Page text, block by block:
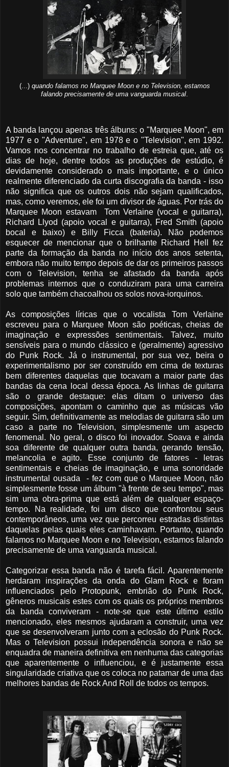
(...) quando falamos no Marquee Moon e no Television, estamos
falando precisamente de uma vanguarda musical.
A banda lançou apenas três álbuns: o "Marquee Moon", em
1977 e o "Adventure", em 1978 e o "Television", em 1992.
Vamos nos concentrar no trabalho de estreia que, até os
dias de hoje, dentre todos as produções de estúdio, é
devidamente considerado o mais importante, e o único
realmente diferenciado da curta discografia da banda - isso
não significa que os outros dois não sejam qualificados,
mas, como veremos, ele foi um divisor de águas. Por trás do
Marquee Moon estavam Tom Verlaine (vocal e guitarra),
Richard Llyod (apoio vocal e guitarra), Fred Smith (apoio
bocal e baixo) e Billy Ficca (bateria). Não podemos
esquecer de mencionar que o brilhante Richard Hell fez
parte da formação da banda no início dos anos setenta,
embora não muito tempo depois de dar os primeiros passos
com o Television, tenha se afastado da banda após
problemas internos que o conduziram para uma carreira
solo que também chacoalhou os solos nova-iorquinos.
As composições líricas que o vocalista Tom Verlaine
escreveu para o Marquee Moon são poéticas, cheias de
imaginação e expressões sentimentais. Talvez, muito
sensíveis para o mundo clássico e (geralmente) agressivo
do Punk Rock. Já o instrumental, por sua vez, beira o
experimentalismo por ser construído em cima de texturas
bem diferentes daquelas que tocavam a maior parte das
bandas da cena local dessa época. As linhas de guitarra
são o grande destaque: elas ditam o universo das
composições, apontam o caminho que as músicas vão
seguir. Sim, definitivamente as melodias de guitarra são um
caso a parte no Television, simplesmente um aspecto
fenomenal. No geral, o disco foi inovador. Soava e ainda
soa diferente de qualquer outra banda, gerando tensão,
melancolia e agito. Esse conjunto de fatores - letras
sentimentais e cheias de imaginação, e uma sonoridade
instrumental ousada - fez com que o Marquee Moon, não
simplesmente fosse um álbum "à frente de seu tempo", mas
sim uma obra-prima que está além de qualquer espaço-
tempo. Na realidade, foi um disco que confrontou seus
contemporâneos, uma vez que percorreu estradas distintas
daquelas pelas quais eles caminhavam. Portanto, quando
falamos no Marquee Moon e no Television, estamos falando
precisamente de uma vanguarda musical.
Categorizar essa banda não é tarefa fácil. Aparentemente
herdaram inspirações da onda do Glam Rock e foram
influenciados pelo Protopunk, embrião do Punk Rock,
gêneros musicais estes com os quais os próprios membros
da banda conviveram - note-se que este último estilo
mencionado, eles mesmos ajudaram a construir, uma vez
que se desenvolveram junto com a eclosão do Punk Rock.
Mas o Television possui independência sonora e não se
enquadra de maneira definitiva em nenhuma das categorias
que aparentemente o influenciou, e é justamente essa
singularidade criativa que os coloca no patamar de uma das
melhores bandas de Rock And Roll de todos os tempos.